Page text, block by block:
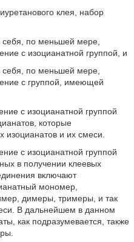
клея, набор
по меньшей мере,
с изоцианатной группой, и
по меньшей мере,
с группой, имеющей
с изоцианатной группой
которые
изоцианатов и их смеси.
с изоцианатной группой
в получении клеевых
включают
мономер,
димеры, тримеры, и так
В дальнейшем в данном
как подразумевается, также